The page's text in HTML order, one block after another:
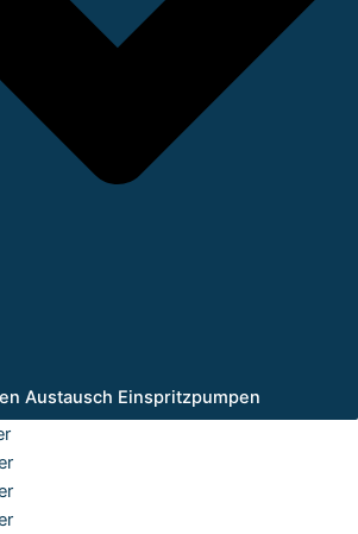
Austausch Einspritzpumpen